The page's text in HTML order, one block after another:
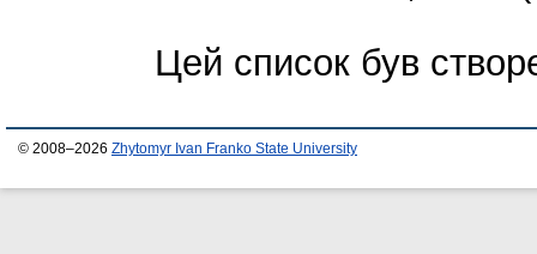
Цей список був
© 2008–2026 Zhytomyr Ivan Franko State University